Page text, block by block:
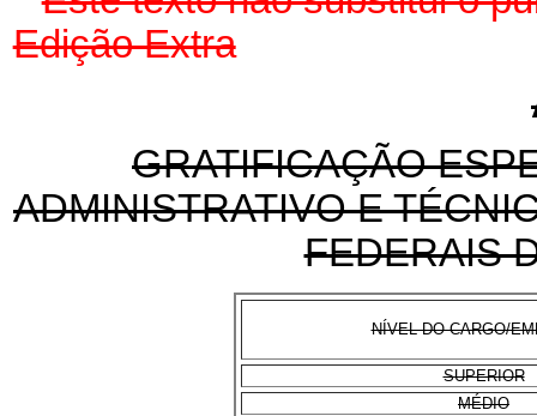
Edição Extra
GRATIFICAÇÃO
ADMINISTRATIVO E
FEDERAIS
NÍVEL DO CARGO/
SUPERIOR
MÉDIO